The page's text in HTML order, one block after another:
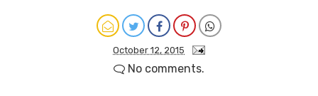
October 12, 2015
No comments.